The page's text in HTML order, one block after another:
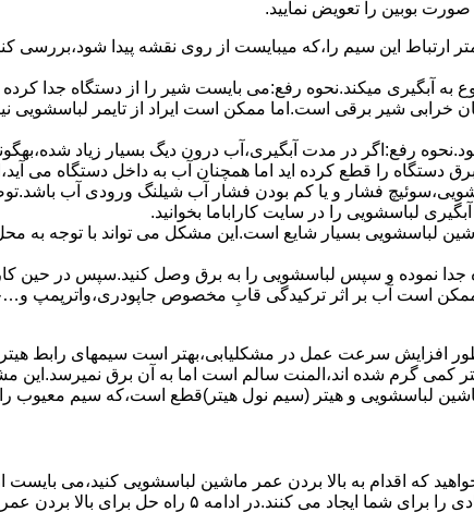
ﺑﻮﺑﯿﻦ را ﺗﻌﻮﯾﺾ ﻧﻤﺎﯾﯿﺪ.
ارﺗﺒﺎط اﯾﻦ ﺳﯿﻢ را،ﮐﻪ میبایست از روی ﻧﻘﺸﻪ ﭘﯿﺪا ﺷﻮد،بررسی
ﺑﻪ آﺑﮕﯿﺮی میکند.نحوه رﻓﻊ:می بایست ﺷﯿﺮ را از دستگاه جدا
خرابی شیر برقی است.اما ممکن است ایراد از تایمر لباسشویی
رﻓﻊ:اﮔﺮ در ﻣﺪت آﺑﮕﯿﺮی،آب درون دﯾﮓ ﺑﺴﯿﺎر زﯾﺎد
را قطع کرده اید اما همچنان آب به داخل دستگاه می
فشار و یا کم بودن فشار آب شیلنگ ورودی آب
لباسشویی را در سایت کاراباما بخوانید.
لباسشویی بسیار شایع است.این مشکل می تواند با توجه به
ﺟﺪا ﻧﻤﻮده و ﺳﭙﺲ لباسشویی را ﺑﻪ ﺑﺮق وصل ﮐﻨﯿﺪ.سپس در حین
اﺳﺖ آب بر اثر ﺗﺮﮐﯿﺪﮔﯽ قابِ ﻣﺨﺼﻮص ﺟﺎﭘﻮدری،واترپمپ
یا هیتر کمی ﮔﺮم ﺷﺪه اند،اﻟﻤﻨﺖ ﺳﺎﻟﻢ است اما ﺑﻪ آن ﺑﺮق
لباسشویی و ﻫﯿﺘﺮ (سیم ﻧﻮل ﻫﯿﺘﺮ)ﻗﻄﻊ اﺳﺖ،ﮐﻪ ﺳﯿﻢ ﻣﻌﯿﻮب را
که اقدام به بالا بردن عمر ماشین لباسشویی کنید،می
حل برای بالا بردن عمر ماشین لباسشویی را ذکر می کنیم.